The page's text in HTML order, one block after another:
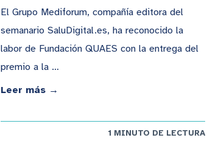
El Grupo Mediforum, compañía editora del
semanario SaluDigital.es, ha reconocido la
labor de Fundación QUAES con la entrega del
premio a la …
Leer más →
1 MINUTO DE LECTURA